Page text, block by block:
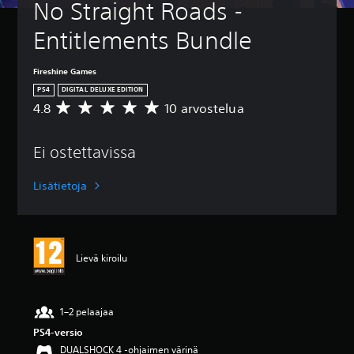
No Straight Roads -
Entitlements Bundle
Fireshine Games
PS4 DIGITAL DELUXE EDITION
K
k
a
r
4
.
8
t
h
t
e
ä
4.8 10 arvostelua
Ei ostettavissa
Lisätietoja
Lievä kiroilu
1–2 pelaajaa
PS4-versio
DUALSHOCK 4 -ohjaimen värinä